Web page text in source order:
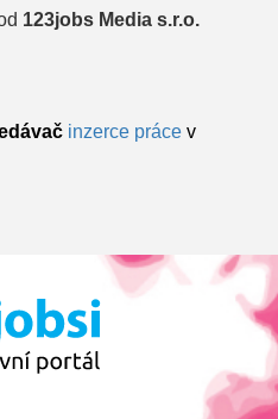
123jobs Media s.r.o.
inzerce práce v